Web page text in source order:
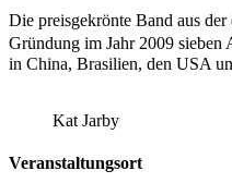
Die preisgekrönte Band aus
Gründung im Jahr 2009
in China, Brasilien, den USA
Kat Jarby
Veranstaltungsort